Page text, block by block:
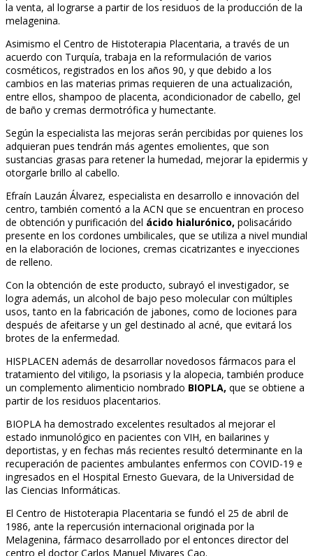
la venta, al lograrse a partir de los residuos de la producción de la
melagenina.
Asimismo el Centro de Histoterapia Placentaria, a través de un
acuerdo con Turquía, trabaja en la reformulación de varios
cosméticos, registrados en los años 90, y que debido a los
cambios en las materias primas requieren de una actualización,
entre ellos, shampoo de placenta, acondicionador de cabello, gel
de baño y cremas dermotrófica y humectante.
Según la especialista las mejoras serán percibidas por quienes los
adquieran pues tendrán más agentes emolientes, que son
sustancias grasas para retener la humedad, mejorar la epidermis y
otorgarle brillo al cabello.
Efraín Lauzán Álvarez, especialista en desarrollo e innovación del
centro, también comentó a la ACN que se encuentran en proceso
de obtención y purificación del ácido hialurónico, polisacárido
presente en los cordones umbilicales, que se utiliza a nivel mundial
en la elaboración de lociones, cremas cicatrizantes e inyecciones
de relleno.
Con la obtención de este producto, subrayó el investigador, se
logra además, un alcohol de bajo peso molecular con múltiples
usos, tanto en la fabricación de jabones, como de lociones para
después de afeitarse y un gel destinado al acné, que evitará los
brotes de la enfermedad.
HISPLACEN además de desarrollar novedosos fármacos para el
tratamiento del vitiligo, la psoriasis y la alopecia, también produce
un complemento alimenticio nombrado BIOPLA, que se obtiene a
partir de los residuos placentarios.
BIOPLA ha demostrado excelentes resultados al mejorar el
estado inmunológico en pacientes con VIH, en bailarines y
deportistas, y en fechas más recientes resultó determinante en la
recuperación de pacientes ambulantes enfermos con COVID-19 e
ingresados en el Hospital Ernesto Guevara, de la Universidad de
las Ciencias Informáticas.
El Centro de Histoterapia Placentaria se fundó el 25 de abril de
1986, ante la repercusión internacional originada por la
Melagenina, fármaco desarrollado por el entonces director del
centro el doctor Carlos Manuel Miyares Cao.